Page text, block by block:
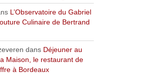
L’Observatoire du Gabriel
Culinaire de Bertrand
dans Déjeuner au
Maison, le restaurant de
à Bordeaux